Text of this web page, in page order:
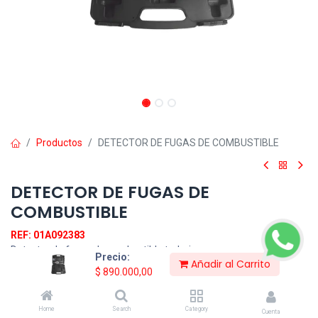
Precio:
$ 890.000,00
Añadir al Carrito
Home Search Category Cuenta
Productos DETECTOR DE FUGAS DE COMBUSTIBLE
DETECTOR DE FUGAS DE
COMBUSTIBLE
REF: 01A092383
Detector de fugas de combustible trabaja con un sensor de gas
semiconductor, es una herramienta perfecta para mantener el
funcionamiento ideal en automóviles que trabajan con gasolina,
propano, gas natural, fuel oil, entre otros.